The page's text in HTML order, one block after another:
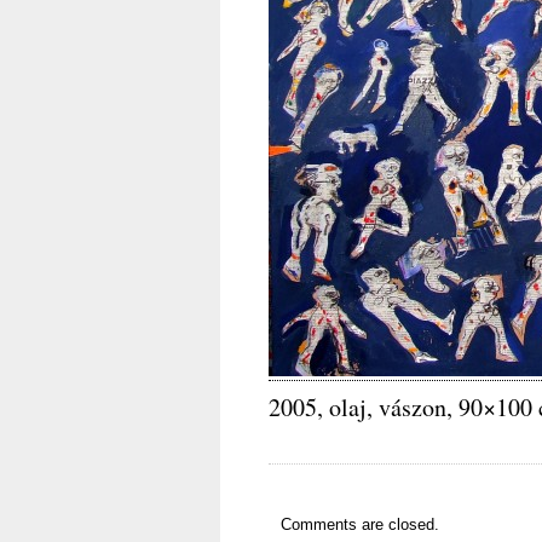
2005, olaj, vászon, 90×100
Comments are closed.